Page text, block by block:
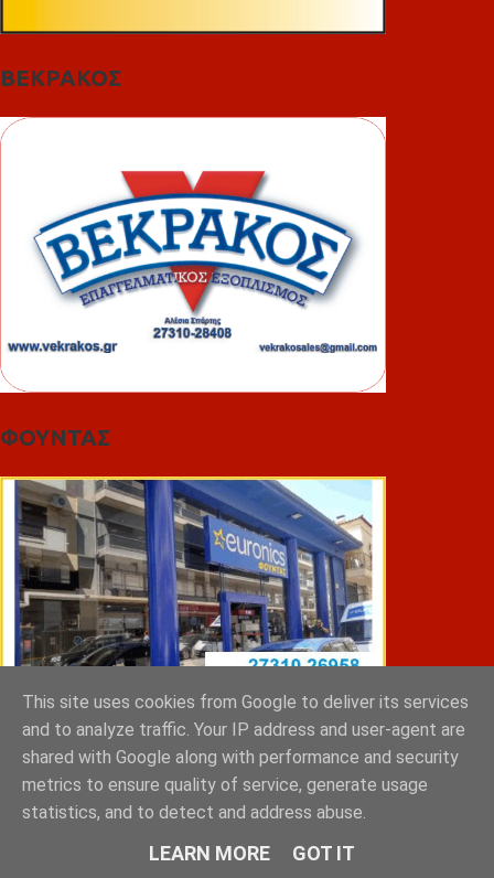
ΒΕΚΡΑΚΟΣ
ΦΟΥΝΤΑΣ
ΣΠΥΡΑΚΗΣ ΠΑΝΑΓΙΩΤΗΣ & YIOI ΣΠΑΡΤΗ
This site uses cookies from Google to deliver its services
and to analyze traffic. Your IP address and user-agent are
shared with Google along with performance and security
metrics to ensure quality of service, generate usage
statistics, and to detect and address abuse.
LEARN MORE GOT IT